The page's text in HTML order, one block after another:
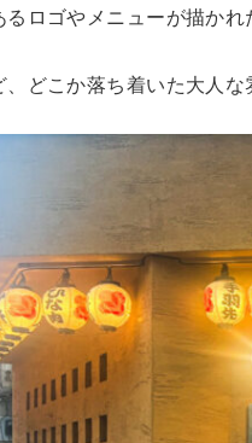
るロゴやメニューが描かれ
、どこか落ち着いた大人な